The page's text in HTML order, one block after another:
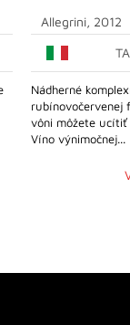
Allegrini, 2012
Nádherné
rubínovočervenej
vôni môžete ucítiť
Víno výnimočnej...